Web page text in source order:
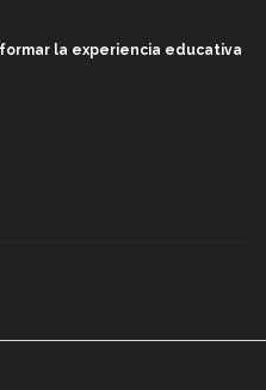
la experiencia educativa